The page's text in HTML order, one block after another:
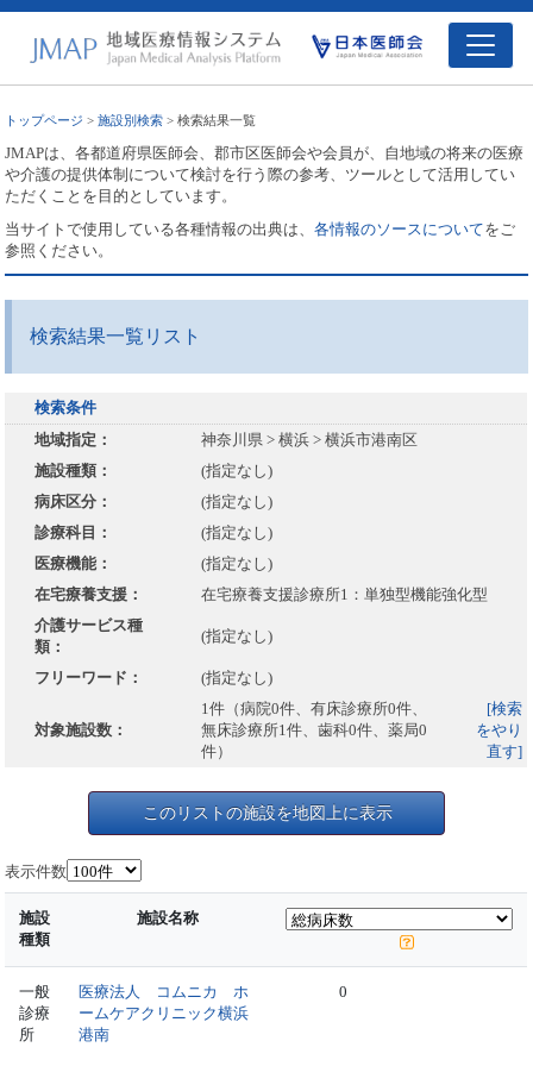
トップページ >施設別検索 > 検索結果一覧
JMAPは、各都道府県医師会、郡市区医師会や会員が、自地域の将来の医療
や介護の提供体制について検討を行う際の参考、ツールとして活用してい
ただくことを目的としています。
当サイトで使用している各種情報の出典は、各情報のソースについてをご
参照ください。
検索結果一覧リスト
検索条件
地域指定：
神奈川県 > 横浜 > 横浜市港南区
施設種類：
(指定なし)
病床区分：
(指定なし)
診療科目：
(指定なし)
医療機能：
(指定なし)
在宅療養支援：
在宅療養支援診療所1：単独型機能強化型
介護サービス種
類：
(指定なし)
フリーワード： (指定なし)
対象施設数：
1件（病院0件、有床診療所0件、
無床診療所1件、歯科0件、薬局0
件）
[検索
をやり
直す]
このリストの施設を地図上に表示
表示件数
施設
種類
施設名称
一般
診療
所
医療法人 コムニカ ホ
ームケアクリニック横浜
港南
0